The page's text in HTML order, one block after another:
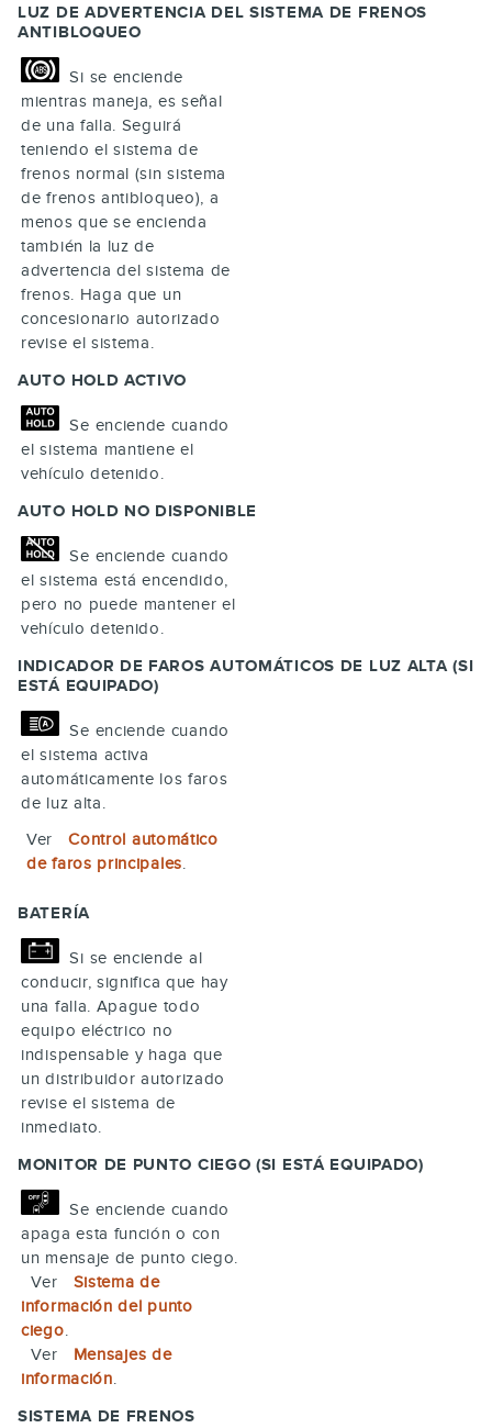
LUZ DE ADVERTENCIA DEL SISTEMA DE FRENOS
ANTIBLOQUEO
Si se enciende
mientras maneja, es señal
de una falla. Seguirá
teniendo el sistema de
frenos normal (sin sistema
de frenos antibloqueo), a
menos que se encienda
también la luz de
advertencia del sistema de
frenos. Haga que un
concesionario autorizado
revise el sistema.
AUTO HOLD ACTIVO
Se enciende cuando
el sistema mantiene el
vehículo detenido.
AUTO HOLD NO DISPONIBLE
Se enciende cuando
el sistema está encendido,
pero no puede mantener el
vehículo detenido.
INDICADOR DE FAROS AUTOMÁTICOS DE LUZ ALTA (SI
ESTÁ EQUIPADO)
Se enciende cuando
el sistema activa
automáticamente los faros
de luz alta.
VerControl automático
de faros principales.
BATERÍA
Si se enciende al
conducir, significa que hay
una falla. Apague todo
equipo eléctrico no
indispensable y haga que
un distribuidor autorizado
revise el sistema de
inmediato.
MONITOR DE PUNTO CIEGO (SI ESTÁ EQUIPADO)
Se enciende cuando
apaga esta función o con
un mensaje de punto ciego.
Ver Sistema de
información del punto
ciego.
Ver Mensajes de
información.
SISTEMA DE FRENOS